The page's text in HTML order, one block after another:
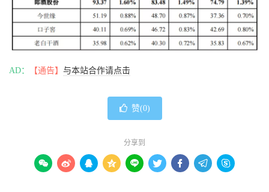
AD： 【通告】 与本站合作请点击
赞(0)
分享到
        